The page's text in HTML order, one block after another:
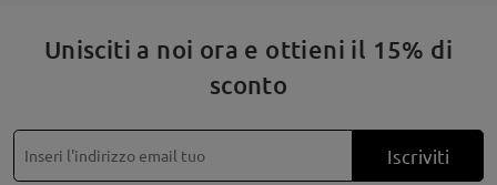
Unisciti a noi ora e ottieni il 15% di
sconto
Iscriviti